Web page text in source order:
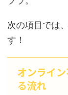
次の項目では
す！
オンライ
る流れ